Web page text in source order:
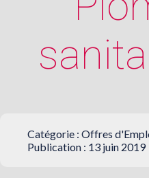
Catégorie : Offres
Publication : 13 juin 2019